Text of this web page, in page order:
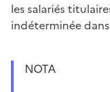
les salariés
indéterminée
NOTA